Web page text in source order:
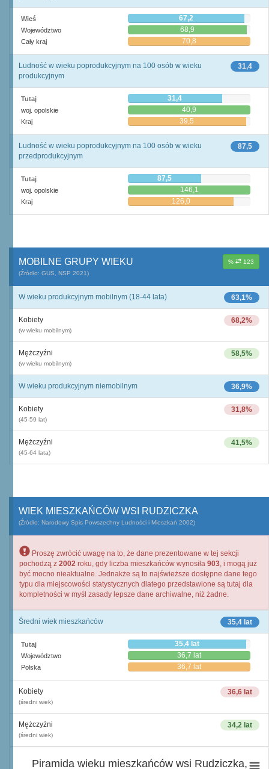
Wieś 67,2
Województwo 68,9
Cały kraj 70,8
31,4
Ludność w wieku poprodukcyjnym na 100 osób w wieku
produkcyjnym
Tutaj 31,4
woj. opolskie 40,9
Kraj 39,5
87,5
Ludność w wieku poprodukcyjnym na 100 osób w wieku
przedprodukcyjnym
Tutaj 87,5
woj. opolskie 146,1
Kraj 126,0
% 123
MOBILNE GRUPY WIEKU
(Źródło: GUS, NSP 2021)
63,1%
W wieku produkcyjnym mobilnym (18-44 lata)
68,2%
Kobiety
(w wieku mobilnym)
58,5%
Mężczyźni
(w wieku mobilnym)
36,9%
W wieku produkcyjnym niemobilnym
31,8%
Kobiety
(45-59 lat)
41,5%
Mężczyźni
(45-64 lata)
WIEK MIESZKAŃCÓW WSI RUDZICZKA
(Źródło: Narodowy Spis Powszechny Ludności i Mieszkań 2002)
Proszę zwrócić uwagę na to, że dane prezentowane w tej sekcji
pochodzą z 2002 roku, gdy liczba mieszkańców wynosiła 903, i mogą już
być mocno nieaktualne. Jednakże są to najświeższe dostępne dane tego
typu dla miejscowości statystycznych dlatego przedstawione są tutaj dla
kompletności w myśl zasady lepsze dane archiwalne, niż żadne.
35,4 lat
Średni wiek mieszkańców
Tutaj 35,4 lat
Województwo 36,7 lat
Polska 36,7 lat
36,6 lat
Kobiety
(średni wiek)
34,2 lat
Mężczyźni
(średni wiek)
Piramida wieku mieszkańców wsi Rudziczka,